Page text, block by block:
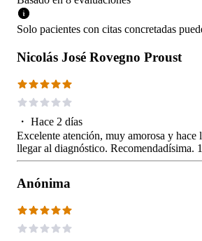
Solo pacientes con citas concretadas
Nicolás José Rovegno Proust
・ Hace 2 días
Excelente atención, muy amorosa y hace
llegar al diagnóstico. Recomendadísima.
Anónima